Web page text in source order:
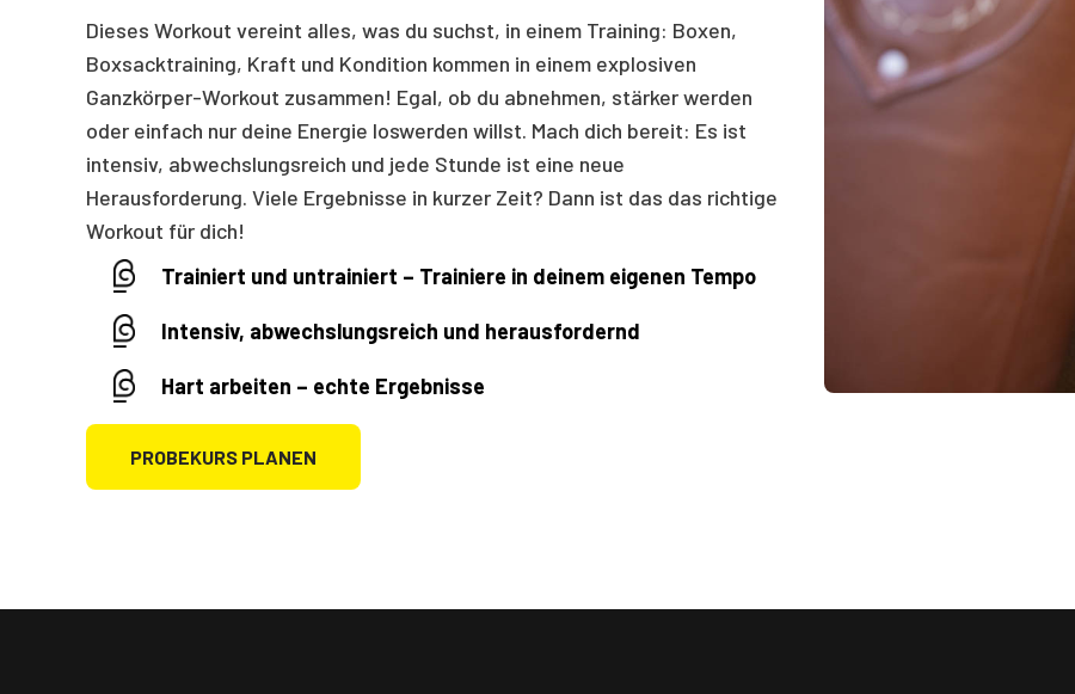
Dieses Workout vereint alles, was du suchst, in einem Training: Boxen,
Boxsacktraining, Kraft und Kondition kommen in einem explosiven
Ganzkörper-Workout zusammen! Egal, ob du abnehmen, stärker werden
oder einfach nur deine Energie loswerden willst. Mach dich bereit: Es ist
intensiv, abwechslungsreich und jede Stunde ist eine neue
Herausforderung. Viele Ergebnisse in kurzer Zeit? Dann ist das das richtige
Workout für dich!
Trainiert und untrainiert – Trainiere in deinem eigenen Tempo
Intensiv, abwechslungsreich und herausfordernd
Hart arbeiten – echte Ergebnisse
PROBEKURS PLANEN